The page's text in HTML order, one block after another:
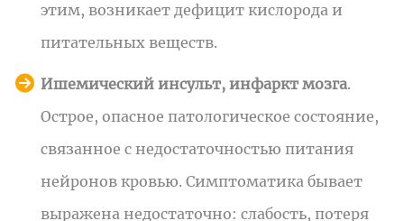
этим, возникает дефицит кислорода и
питательных веществ.
Ишемический инсульт, инфаркт мозга.
Острое, опасное патологическое состояние,
связанное с недостаточностью питания
нейронов кровью. Симптоматика бывает
выражена недостаточно: слабость, потеря